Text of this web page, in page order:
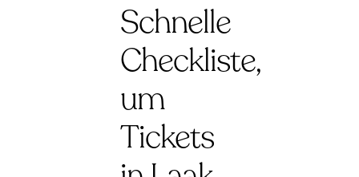
Schnelle
Checkliste,
um
Tickets